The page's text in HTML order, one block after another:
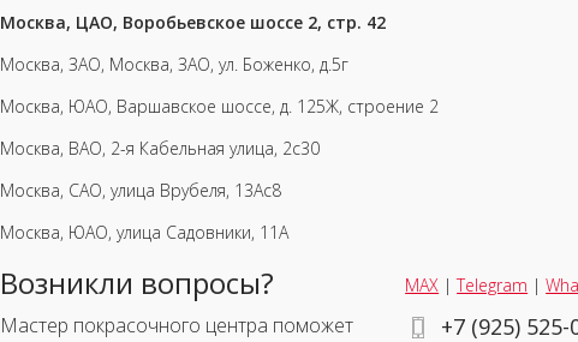
Москва, ЦАО, Воробьевское шоссе 2, стр. 42
Москва, ЗАО, Москва, ЗАО, ул. Боженко, д.5г
Москва, ЮАО, Варшавское шоссе, д. 125Ж, строение 2
Москва, ВАО, 2-я Кабельная улица, 2с30
Москва, САО, улица Врубеля, 13Ас8
Москва, ЮАО, улица Садовники, 11А
Возникли вопросы?
Мастер покрасочного центра поможет
MAX |Telegram |
+7 (925) 525-